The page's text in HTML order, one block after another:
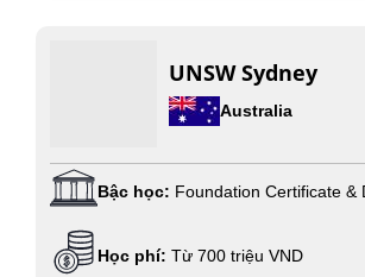
UNSW Sydney
Australia
Bậc học: Foundation Certificate &
Học phí: Từ 700 triệu VND